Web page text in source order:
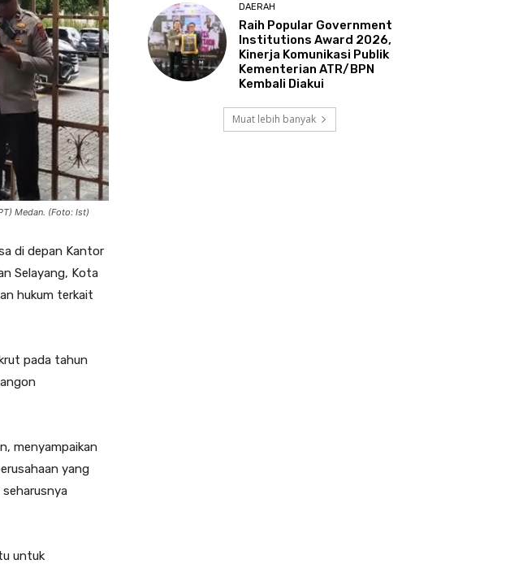
Medan. (Foto: Ist)
di depan Kantor
Selayang, Kota
hukum terkait
pada tahun
menyampaikan
yang
untuk
DAERAH
Raih Popular Government
Institutions Award 2026,
Kinerja Komunikasi Publik
Kementerian ATR/BPN
Kembali Diakui
Muat lebih banyak